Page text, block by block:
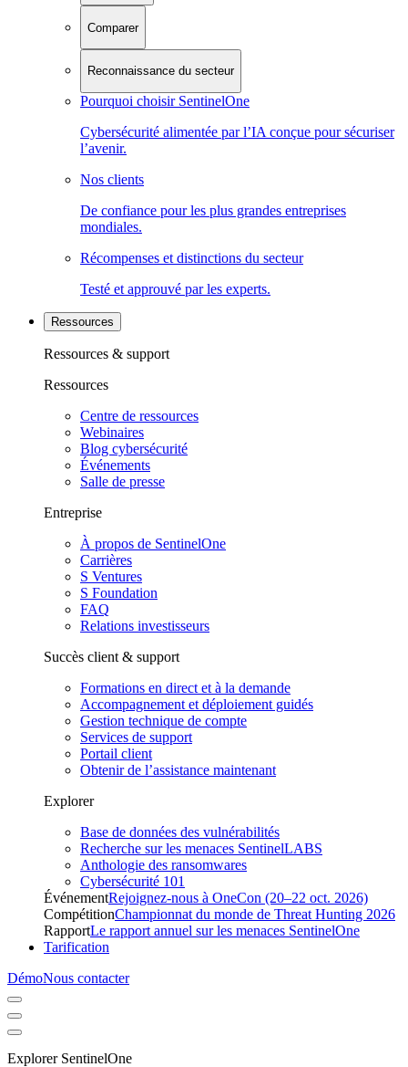
Comparer
Reconnaissance du secteur
Pourquoi choisir SentinelOne
Cybersécurité alimentée par l’IA conçue pour sécuriser
l’avenir.
Nos clients
De confiance pour les plus grandes entreprises
mondiales.
Récompenses et distinctions du secteur
Testé et approuvé par les experts.
Ressources
Ressources & support
Ressources
Centre de ressources
Webinaires
Blog cybersécurité
Événements
Salle de presse
Entreprise
À propos de SentinelOne
Carrières
S Ventures
S Foundation
FAQ
Relations investisseurs
Succès client & support
Formations en direct et à la demande
Accompagnement et déploiement guidés
Gestion technique de compte
Services de support
Portail client
Obtenir de l’assistance maintenant
Explorer
Base de données des vulnérabilités
Recherche sur les menaces SentinelLABS
Anthologie des ransomwares
Cybersécurité 101
ÉvénementRejoignez-nous à OneCon (20–22 oct. 2026)
CompétitionChampionnat du monde de Threat Hunting 2026
RapportLe rapport annuel sur les menaces SentinelOne
Tarification
DémoNous contacter
Explorer SentinelOne